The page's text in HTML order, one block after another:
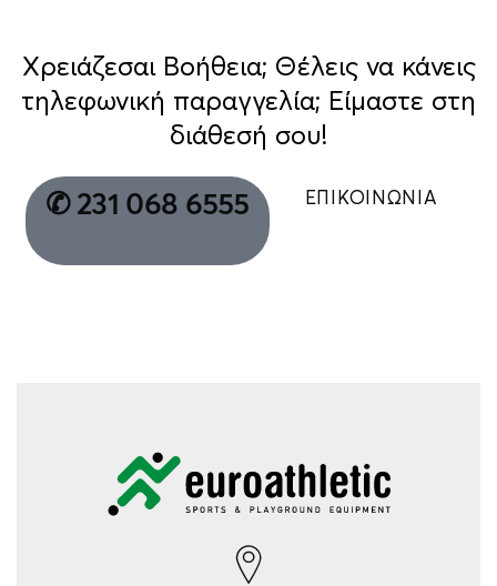
Χρειάζεσαι Βοήθεια; Θέλεις να κάνεις
τηλεφωνική παραγγελία; Είμαστε στη
διάθεσή σου!
✆ 231 068 6555 ΕΠΙΚΟΙΝΩΝΙΑ